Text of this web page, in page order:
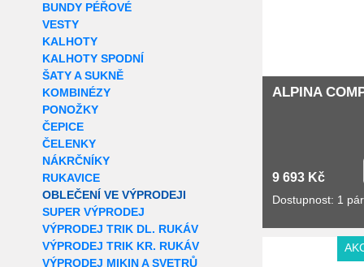
BUNDY PÉŘOVÉ
VESTY
KALHOTY
KALHOTY SPODNÍ
ŠATY A SUKNĚ
KOMBINÉZY
PONOŽKY
ČEPICE
ČELENKY
NÁKRČNÍKY
RUKAVICE
OBLEČENÍ VE VÝPRODEJI
SUPER VÝPRODEJ
VÝPRODEJ TRIK DL. RUKÁV
VÝPRODEJ TRIK KR. RUKÁV
VÝPRODEJ MIKIN A SVETRŮ
ALPINA
9 693 Kč
Dostupnost: 1